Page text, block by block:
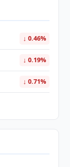
↓ 0.46%
↓ 0.19%
↓ 0.71%